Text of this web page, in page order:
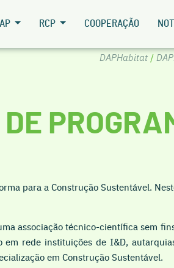
RCP COOPERAÇÃO
DAPHabitat/
para a Construção Sustentável.
associação técnico-científica sem
rede instituições de I&D,
em Construção Sustentável.